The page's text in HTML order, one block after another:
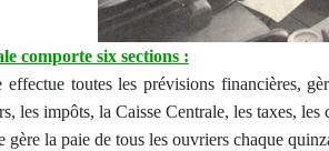
comporte six sections :
effectue toutes les prévisions financières,
les impôts, la Caisse Centrale, les taxes, les
gère la paie de tous les ouvriers chaque